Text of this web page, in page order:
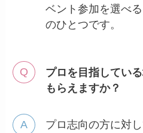
ベント参加を選べ
のひとつです。
プロを目指してい
もらえますか？
プロ志向の方に対